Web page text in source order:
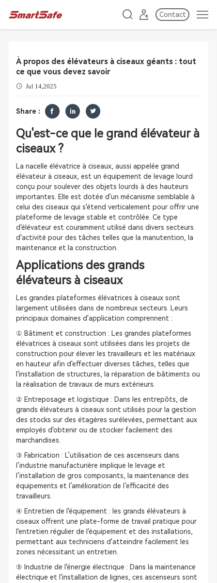
Contact
À propos des élévateurs à ciseaux géants : tout
ce que vous devez savoir
Jul 14,2025
Share :
Qu'est-ce que le grand élévateur à
ciseaux ?
La nacelle élévatrice à ciseaux, aussi appelée grand
élévateur à ciseaux, est un équipement de levage lourd
conçu pour soulever des objets lourds à des hauteurs
importantes. Elle est dotée d'un mécanisme semblable à
celui des ciseaux qui s'étend verticalement pour offrir une
plateforme de levage stable et contrôlée. Ce type
d'élévateur est couramment utilisé dans divers secteurs
d'activité pour des tâches telles que la manutention, la
maintenance et la construction.
Applications des grands
élévateurs à ciseaux
Les grandes plateformes élévatrices à ciseaux sont
largement utilisées dans de nombreux secteurs. Leurs
principaux domaines d'application comprennent :
① Bâtiment et construction : Les grandes plateformes
élévatrices à ciseaux sont utilisées dans les projets de
construction pour élever les travailleurs et les matériaux
en hauteur afin d'effectuer diverses tâches, telles que
l'installation de structures, la réparation de bâtiments ou
la réalisation de travaux de murs extérieurs.
② Entreposage et logistique : Dans les entrepôts, de
grands élévateurs à ciseaux sont utilisés pour la gestion
des stocks sur des étagères surélevées, permettant aux
employés d'obtenir ou de stocker facilement des
marchandises.
③ Fabrication : L’utilisation de ces ascenseurs dans
l’industrie manufacturière implique le levage et
l’installation de gros composants, la maintenance des
équipements et l’amélioration de l’efficacité des
travailleurs.
④ Entretien de l'équipement : les grands élévateurs à
ciseaux offrent une plate-forme de travail pratique pour
l'entretien régulier de l'équipement et des installations,
permettant aux techniciens d'atteindre facilement les
zones nécessitant un entretien.
⑤ Industrie de l'énergie électrique : Dans la maintenance
électrique et l'installation de lignes, ces ascenseurs sont